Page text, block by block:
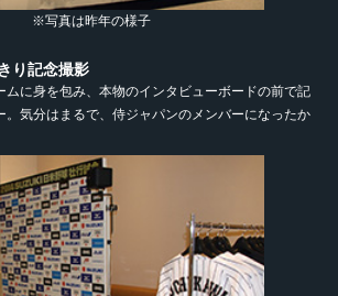
※写真は昨年の様子
り記念撮影
ムに身を包み、本物のインタビューボードの前で記
。気分はまるで、侍ジャパンのメンバーになったか